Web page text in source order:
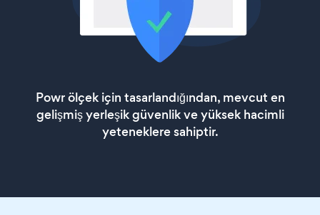
Powr ölçek için tasarlandığından, mevcut en
gelişmiş yerleşik güvenlik ve yüksek hacimli
yeteneklere sahiptir.